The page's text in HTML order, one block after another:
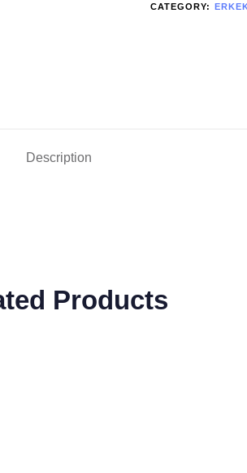
CATEGORY:
Description
Products